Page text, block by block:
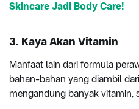
Skincare Jadi Body Care!
3. Kaya Akan Vitamin
Manfaat lain dari formula
bahan-bahan yang diambil
mengandung banyak vitamin,